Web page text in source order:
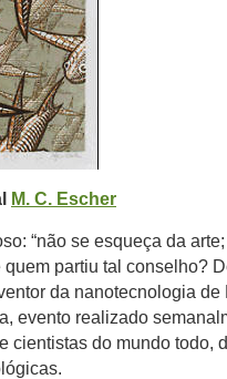
M. C. Escher
“não se esqueça da
partiu tal conselho?
da nanotecnologia
evento realizado
cientistas do mundo todo,